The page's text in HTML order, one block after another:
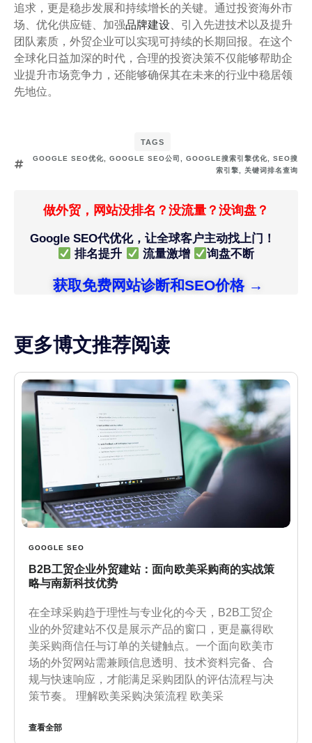
追求，更是稳步发展和持续增长的关键。通过投资海外市
场、优化供应链、加强品牌建设 、引入先进技术以及提升
团队素质，外贸企业可以实现可持续的长期回报。在这个
全球化日益加深的时代，合理的投资决策不仅能够帮助企
业提升市场竞争力，还能够确保其在未来的行业中稳居领
先地位。
TAGS
GOOGLE SEO优化, GOOGLE SEO公司 , GOOGLE搜索引擎优化, SEO搜
索引擎, 关键词排名查询
做外贸，网站没排名？没流量？没询盘？
Google SEO代优化，让全球客户主动找上门！
排名提升
流量激增 询盘不断
获取免费网站诊断和SEO价格 →
更多博文推荐阅读
GOOGLE SEO
B2B工贸企业外贸建站：面向欧美采购商的实战策
略与南新科技优势
在全球采购趋于理性与专业化的今天，B2B工贸企
业的外贸建站不仅是展示产品的窗口，更是赢得欧
美采购商信任与订单的关键触点。一个面向欧美市
场的外贸网站需兼顾信息透明、技术资料完备、合
规与快速响应，才能满足采购团队的评估流程与决
策节奏。 理解欧美采购决策流程 欧美采
查看全部